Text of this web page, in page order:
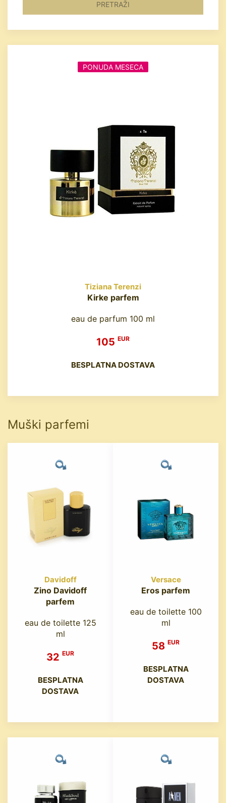
PRETRAŽI
PONUDA MESECA
Tiziana Terenzi
Kirke parfem
eau de parfum 100 ml
105 EUR
BESPLATNA DOSTAVA
Muški parfemi
Davidoff
Zino Davidoff
parfem
eau de toilette 125
ml
32 EUR
BESPLATNA
DOSTAVA
Versace
Eros parfem
eau de toilette 100
ml
58 EUR
BESPLATNA
DOSTAVA